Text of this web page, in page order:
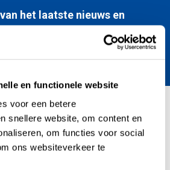
en functionele website
voor een betere
snellere website, om content en
om functies voor social
ons websiteverkeer te
het laatste nieuws en
Verstuur
- TEGAPO (sinds 1996)
iedereen die professionele producten